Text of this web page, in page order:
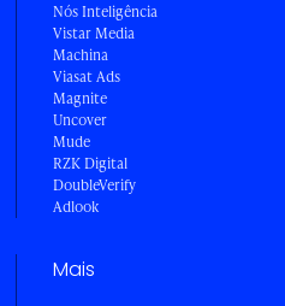
Nós Inteligência
Vistar Media
Machina
Viasat Ads
Magnite
Uncover
Mude
RZK Digital
DoubleVerify
Adlook
Mais